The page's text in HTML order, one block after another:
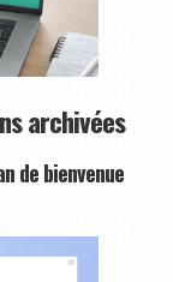
archivées
de bienvenue